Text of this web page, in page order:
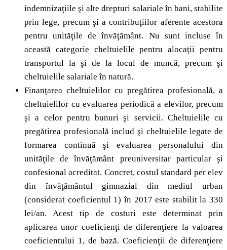
indemnizaţiile şi alte drepturi salariale în bani, stabilite
prin lege, precum şi a contribuţiilor aferente acestora
pentru unităţile de învăţământ. Nu sunt incluse în
această categorie cheltuielile pentru alocaţii pentru
transportul la şi de la locul de muncă, precum şi
cheltuielile salariale în natură.
Finanţarea cheltuielilor cu pregătirea profesională, a
cheltuielilor cu evaluarea periodică a elevilor, precum
şi a celor pentru bunuri şi servicii. Cheltuielile cu
pregătirea profesională includ şi cheltuielile legate de
formarea continuă şi evaluarea personalului din
unităţile de învăţământ preuniversitar particular şi
confesional acreditat. Concret, costul standard per elev
din învăţământul gimnazial din mediul urban
(considerat coeficientul 1) în 2017 este stabilit la 330
lei/an. Acest tip de costuri este determinat prin
aplicarea unor coeficienţi de diferenţiere la valoarea
coeficientului 1, de bază. Coeficienţii de diferenţiere